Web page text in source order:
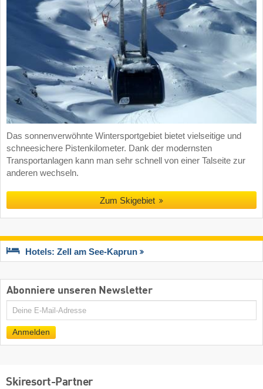
Das sonnenverwöhnte Wintersportgebiet bietet vielseitige und
schneesichere Pistenkilometer. Dank der modernsten
Transportanlagen kann man sehr schnell von einer Talseite zur
anderen wechseln.
Zum Skigebiet
Hotels: Zell am See-Kaprun
Abonniere unseren Newsletter
E-
Anmelden
Skiresort-Partner